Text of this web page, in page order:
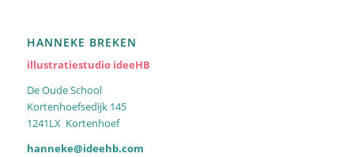
HANNEKE BREKEN
illustratiestudio ideeHB
De Oude School
Kortenhoefsedijk 145
1241LX Kortenhoef
hanneke@ideehb.com